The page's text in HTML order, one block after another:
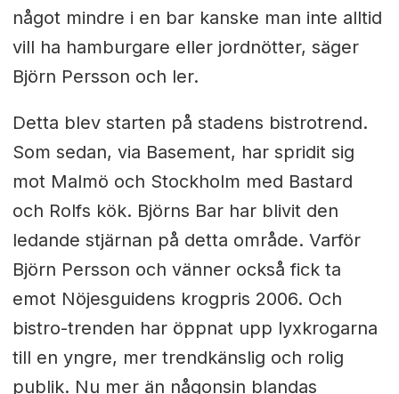
något mindre i en bar kanske man inte alltid
vill ha hamburgare eller jordnötter, säger
Björn Persson och ler.
Detta blev starten på stadens bistrotrend.
Som sedan, via Basement, har spridit sig
mot Malmö och Stockholm med Bastard
och Rolfs kök. Björns Bar har blivit den
ledande stjärnan på detta område. Varför
Björn Persson och vänner också fick ta
emot Nöjesguidens krogpris 2006. Och
bistro-trenden har öppnat upp lyxkrogarna
till en yngre, mer trendkänslig och rolig
publik. Nu mer än någonsin blandas